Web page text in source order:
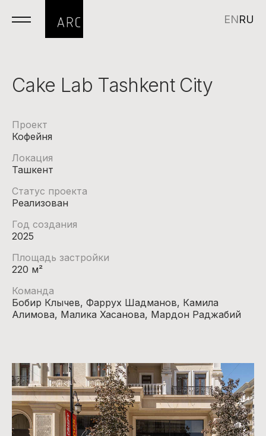
ENRU
Cake Lab Tashkent City
Проект
Кофейня
Локация
Ташкент
Статус проекта
Реализован
Год создания
2025
Площадь застройки
220 м²
Команда
Бобир Клычев, Фаррух Шадманов, Камила
Алимова, Малика Хасанова, Мардон Раджабий